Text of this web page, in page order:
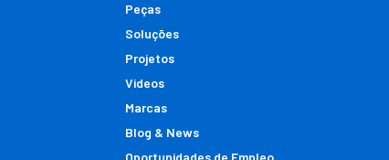
Peças
Soluções
Projetos
Videos
Marcas
Blog & News